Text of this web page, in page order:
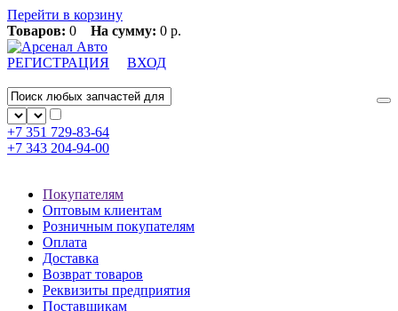
Перейти в корзину
Товаров: 0 На сумму: 0 р.
РЕГИСТРАЦИЯ ВХОД
+7 351 729-83-64
+7 343 204-94-00
Покупателям
Оптовым клиентам
Розничным покупателям
Оплата
Доставка
Возврат товаров
Реквизиты предприятия
Поставщикам